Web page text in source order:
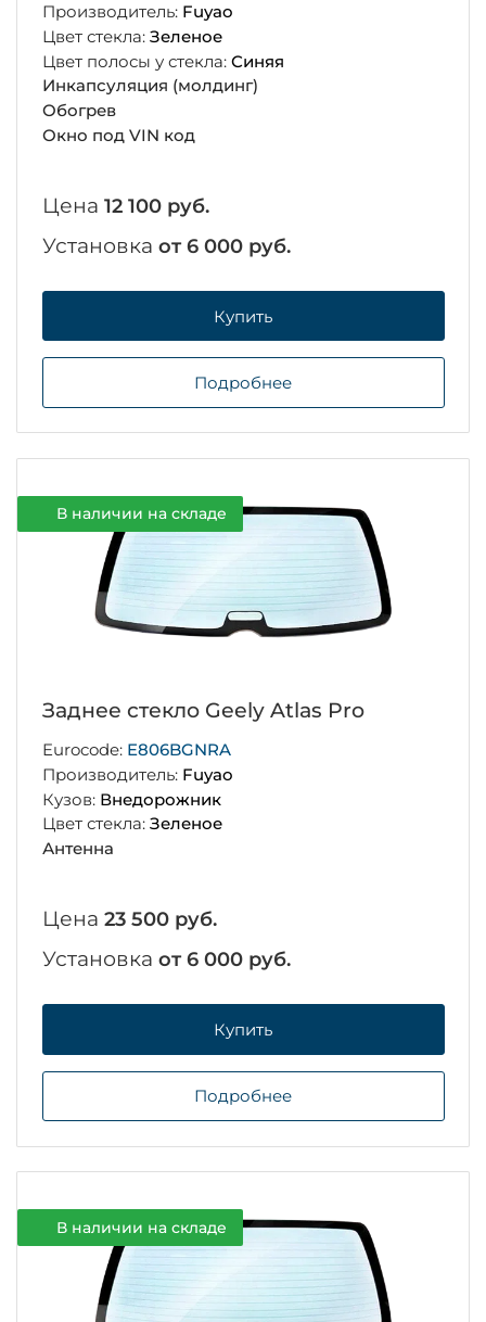
Производитель: Fuyao
Цвет стекла: Зеленое
Цвет полосы у стекла: Синяя
Инкапсуляция (молдинг)
Обогрев
Окно под VIN код
Цена 12 100 руб.
Установка от 6 000 руб.
Купить
Подробнее
В наличии на складе
Заднее стекло Geely Atlas Pro
Eurocode: E806BGNRA
Производитель: Fuyao
Кузов: Внедорожник
Цвет стекла: Зеленое
Антенна
Цена 23 500 руб.
Установка от 6 000 руб.
Купить
Подробнее
В наличии на складе